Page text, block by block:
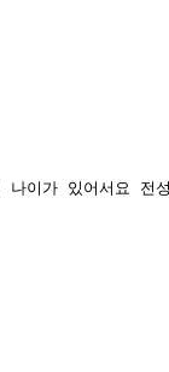
이가 있어서요 전